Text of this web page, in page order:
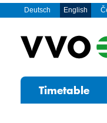
Deutsch English
Timetable